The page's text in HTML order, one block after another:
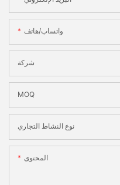
واتساب/هاتف
شركة
MOQ
نوع النشاط التجاري
المحتوى